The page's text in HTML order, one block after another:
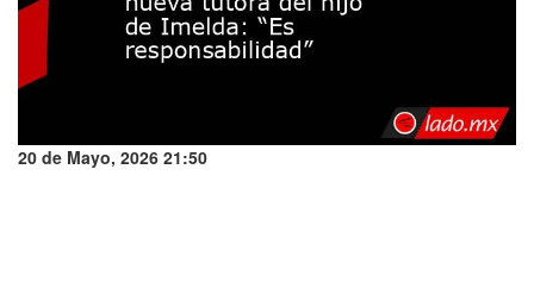
20 de Mayo, 2026 21:50